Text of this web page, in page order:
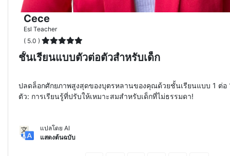
Cece
Esl Teacher
( 5.0 )
ชั้นเรียนแบบตัวต่อตัวสำหรับเด็ก
ปลดล็อกศักยภาพสูงสุดของบุตรหลานของคุณด้วยชั้นเรียนแบบ 1 ต่อ
ตัว: การเรียนรู้ที่ปรับให้เหมาะสมสำหรับเด็กที่ไม่ธรรมดา!
แปลโดย AI
แสดงต้นฉบับ